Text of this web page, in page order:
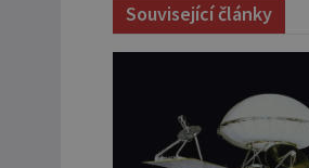
Související články